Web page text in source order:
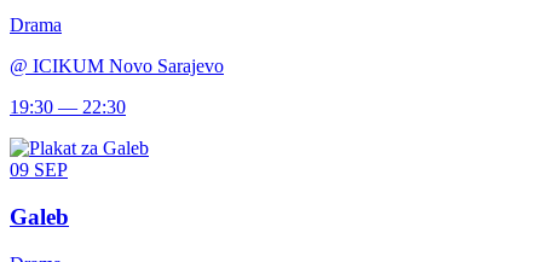
Drama
@ ICIKUM Novo Sarajevo
19:30 — 22:30
09 SEP
Galeb